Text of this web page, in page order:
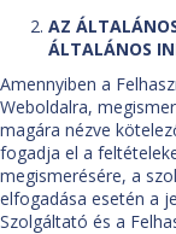
AZ
ÁLTALÁNOS
Amennyiben a
Weboldalra,
magára nézve
fogadja el a
megismerésére, a
elfogadása esetén a
Szolgáltató és a